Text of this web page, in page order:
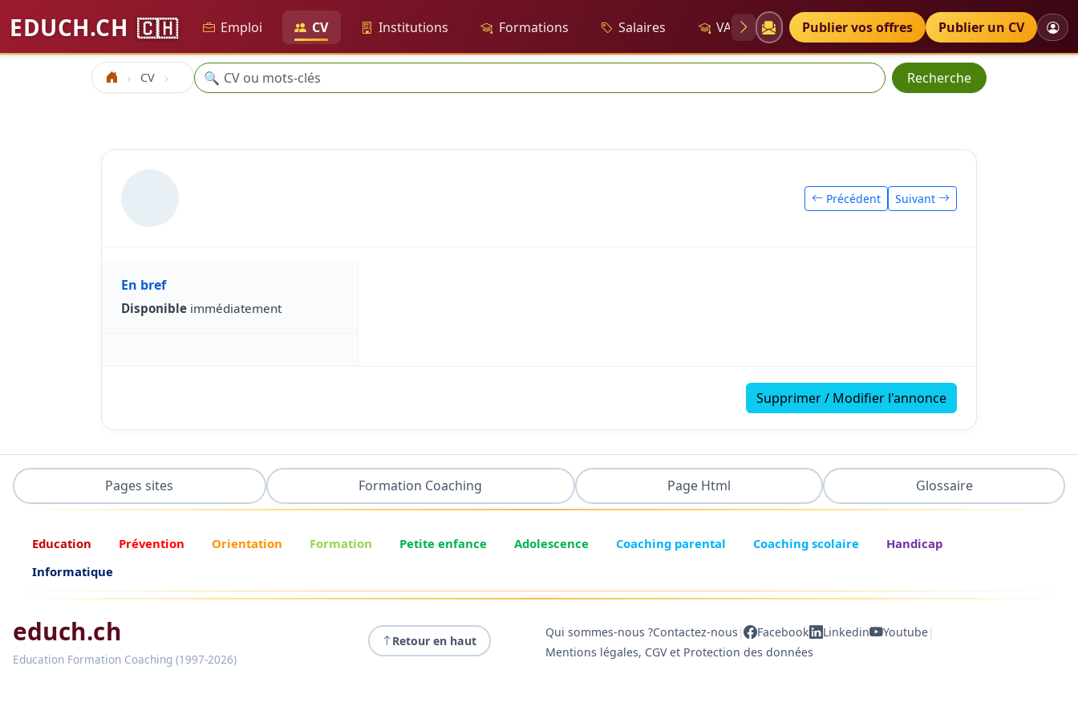
EDUCH.CH 🇨🇭 Emploi CV Institutions Formations Salaires VAE Diplômes Petites annonces
Publier vos offres Publier un CV
Accueil CV Recherche
🔍 Recherche
Précédent Suivant
En bref
Disponible immédiatement
Supprimer / Modifier l'annonce
Pages sites Formation Coaching Page Html Glossaire
Education Prévention Orientation Formation Petite enfance Adolescence Coaching parental Coaching scolaire
Handicap
Informatique
educh.ch
Education Formation Coaching (1997-2026)
Retour en haut
Qui sommes-nous ?Contactez-nous | Facebook Linkedin Youtube|
Mentions légales, CGV et Protection des données